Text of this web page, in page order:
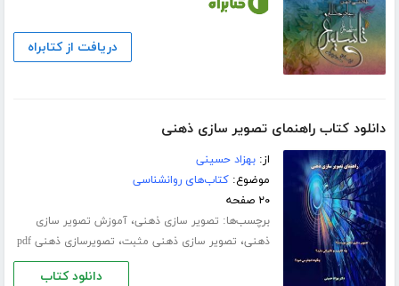
دریافت از کتابراه
دانلود کتاب راهنمای تصویر سازی ذهنی
از:بهزاد حسینی
موضوع:کتاب‌های روانشناسی
۲۰ صفحه
برچسب‌ها: تصویر سازی ذهنی،آموزش تصویر سازی
ذهنی، تصویر سازی ذهنی مثبت، تصویرسازی ذهنی pdf
دانلود کتاب